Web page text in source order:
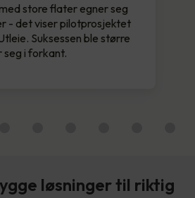
store flater egner seg
- det viser pilotprosjektet
Suksessen ble større
seg i forkant.
løsninger til riktig